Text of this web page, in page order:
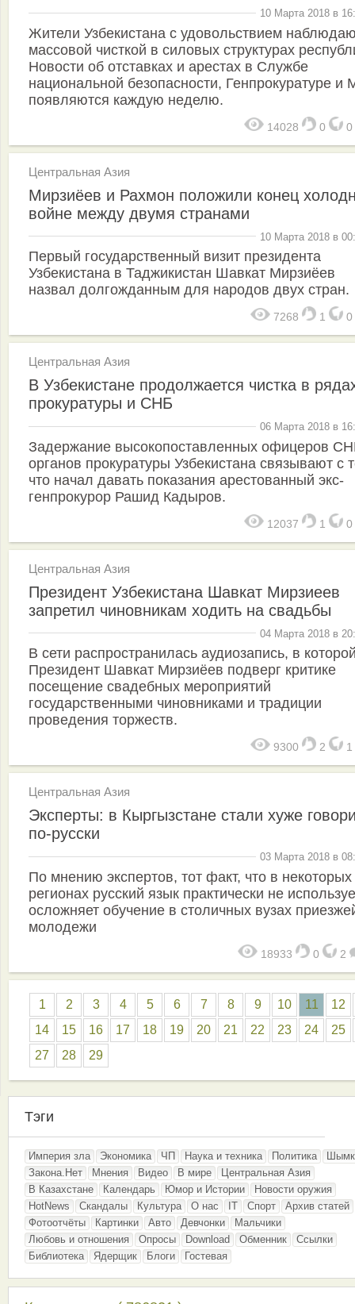
10 Марта 2018 в
Жители Узбекистана с удовольствием
массовой чисткой в силовых структурах
Новости об отставках и арестах в Службе
национальной безопасности, Генпрокуратуре и
появляются каждую неделю.
14028 0 0
Центральная Азия
Мирзиёев и Рахмон положили конец
войне между двумя странами
10 Марта 2018 в
Первый государственный визит президента
Узбекистана в Таджикистан Шавкат Мирзиёев
назвал долгожданным для народов двух стран.
7268 1 0
Центральная Азия
В Узбекистане продолжается чистка в
прокуратуры и СНБ
06 Марта 2018 в
Задержание высокопоставленных офицеров
органов прокуратуры Узбекистана связывают с
что начал давать показания арестованный экс-
генпрокурор Рашид Кадыров.
12037 1 0
Центральная Азия
Президент Узбекистана Шавкат Мирзиеев
запретил чиновникам ходить на свадьбы
04 Марта 2018 в
В сети распространилась аудиозапись, в
Президент Шавкат Мирзиёев подверг критике
посещение свадебных мероприятий
государственными чиновниками и традиции
проведения торжеств.
9300 2 1
Центральная Азия
Эксперты: в Кыргызстане стали хуже
по-русски
03 Марта 2018 в
По мнению экспертов, тот факт, что в некоторых
регионах русский язык практически не
осложняет обучение в столичных вузах
молодежи
18933 0 2
1 2 3 4 5 6 7 8 9 10 11
12
14
15 16 17 18 19 20 21 22 23 24
25
27
28 29
Тэги
Империя зла Экономика ЧП Наука и техника Политика
Закона.Нет
Мнения Видео В мире
Центральная Азия
В Казахстане
Календарь Юмор и Истории
Новости оружия
HotNews
Скандалы Культура О нас IT Спорт
Архив статей
Фотоотчёты
Картинки Авто Девчонки
Мальчики
Любовь и отношения
Опросы Download Обменник
Ссылки
Библиотека
Ядерщик Блоги Гостевая